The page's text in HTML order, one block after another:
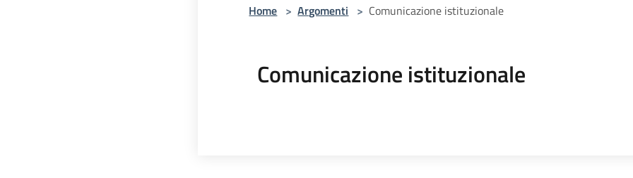
Home > Argomenti > Comunicazione istituzionale
Comunicazione istituzionale